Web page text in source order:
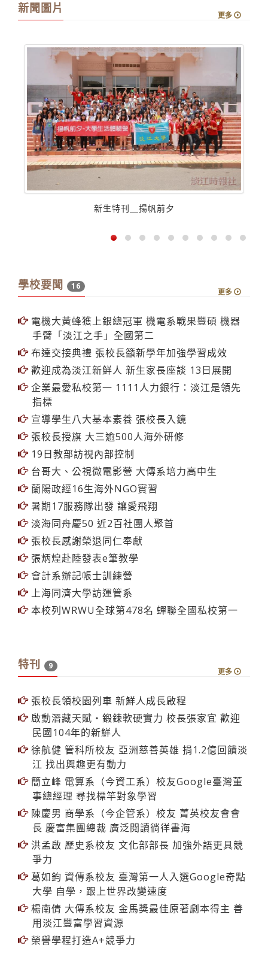
新聞圖片
更多
新生特刊＿揚帆前夕
學校要聞 16
更多
電機大黃蜂獲上銀總冠軍 機電系戰果豐碩 機器
手臂「淡江之手」全國第二
布達交接典禮 張校長籲新學年加強學習成效
歡迎成為淡江新鮮人 新生家長座談 13日展開
企業最愛私校第一 1111人力銀行：淡江是領先
指標
宣導學生八大基本素養 張校長入鏡
張校長授旗 大三逾500人海外研修
19日教部訪視內部控制
台哥大、公視微電影營 大傳系培力高中生
蘭陽政經16生海外NGO實習
暑期17服務隊出發 讓愛飛翔
淡海同舟慶50 近2百社團人聚首
張校長感謝榮退同仁奉獻
張炳煌赴陸發表e筆教學
會計系辦記帳士訓練營
上海同濟大學訪運管系
本校列WRWU全球第478名 蟬聯全國私校第一
特刊 9
更多
張校長領校園列車 新鮮人成長啟程
啟動潛藏天賦‧鍛鍊軟硬實力 校長張家宜 歡迎
民國104年的新鮮人
徐航健 管科所校友 亞洲慈善英雄 捐1.2億回饋淡
江 找出興趣更有動力
簡立峰 電算系（今資工系）校友Google臺灣董
事總經理 尋找標竿對象學習
陳慶男 商學系（今企管系）校友 菁英校友會會
長 慶富集團總裁 廣泛閱讀徜徉書海
洪孟啟 歷史系校友 文化部部長 加強外語更具競
爭力
葛如鈞 資傳系校友 臺灣第一人入選Google奇點
大學 自學，跟上世界改變速度
楊南倩 大傳系校友 金馬獎最佳原著劇本得主 善
用淡江豐富學習資源
榮譽學程打造A+競爭力